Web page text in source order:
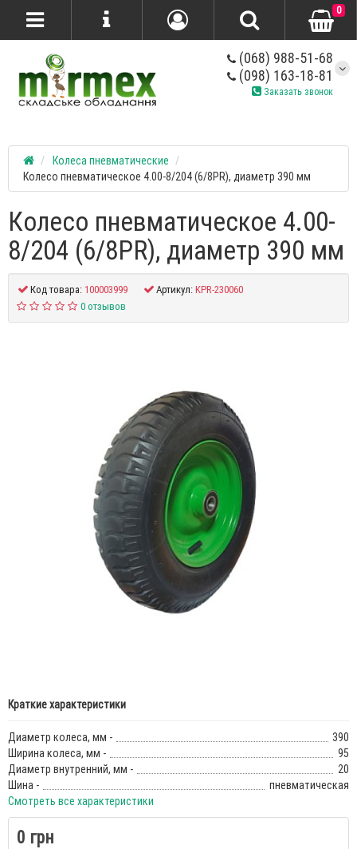
(068) 988-51-68
(098) 163-18-81
Заказать звонок
0
Колеса пневматические
Колесо пневматическое 4.00-8/204 (6/8PR), диаметр 390 мм
Колесо пневматическое 4.00-
8/204 (6/8PR), диаметр 390 мм
Код товара:100003999 Артикул:KPR-230060
0 отзывов
Краткие характеристики
Диаметр колеса, мм -
390
Ширина колеса, мм -
95
Диаметр внутренний, мм -
20
Шина -
пневматическая
Смотреть все характеристики
0 грн